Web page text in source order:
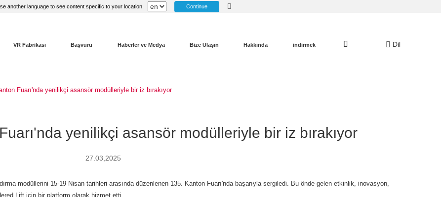
another language to see content specific to your location. Continue
VR Fabrikası Başvuru Haberler ve Medya Bize Ulaşın Hakkında indirmek Dil
Fuarı'nda yenilikçi asansör modülleriyle bir iz bırakıyor
yenilikçi asansör modülleriyle bir iz bırakıyor
27.03,2025
modüllerini 15-19 Nisan tarihleri ​​arasında düzenlenen 135. Kanton Fuarı'nda başarıyla sergiledi. Bu önde gelen etkinlik, inovasyon,
Lift için bir platform olarak hizmet etti.